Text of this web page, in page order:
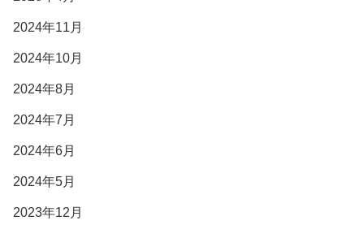
2024年11月
2024年10月
2024年8月
2024年7月
2024年6月
2024年5月
2023年12月